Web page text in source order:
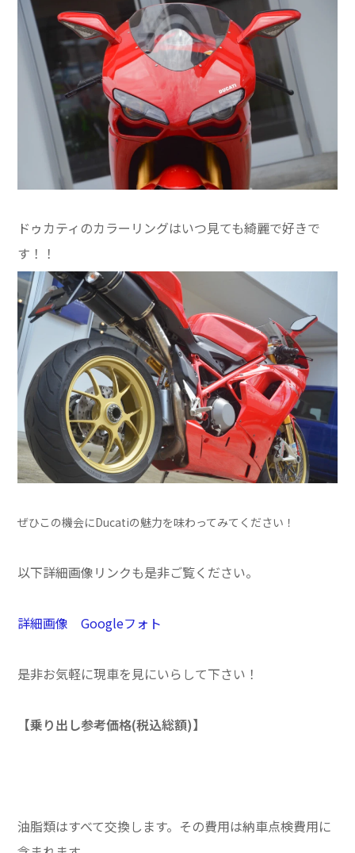
ドゥカティのカラーリングはいつ見ても綺麗で好きで
す！！
ぜひこの機会にDucatiの魅力を味わってみてください！
以下詳細画像リンクも是非ご覧ください。
詳細画像 Googleフォト
是非お気軽に現車を見にいらして下さい！
【乗り出し参考価格(税込総額)】
油脂類はすべて交換します。その費用は納車点検費用に